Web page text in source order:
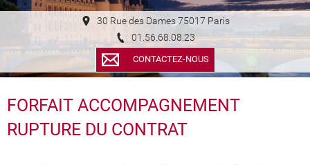
30 Rue des Dames 75017 Paris
01.56.68.08.23
CONTACTEZ-NOUS
FORFAIT ACCOMPAGNEMENT
RUPTURE DU CONTRAT